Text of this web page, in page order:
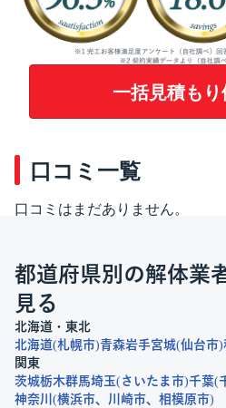
一括見積も
口コミ一覧
口コミはまだありません。
都道府県別の解体業
見る
北海道・東北
北海道 札幌市 青森岩手宮城 仙台市
関東
茨城栃木群馬埼玉 さいたま市 千葉
神奈川
横浜市 川崎市
相模原市